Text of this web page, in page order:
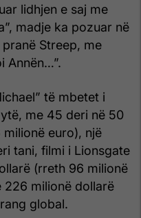
lidhjen e saj me
madje ka pozuar në
Streep, me
Annën…”.
të mbetet i
me 45 deri në 50
euro), një
tani, filmi i Lionsgate
(rreth 96 milionë
226 milionë dollarë
global.